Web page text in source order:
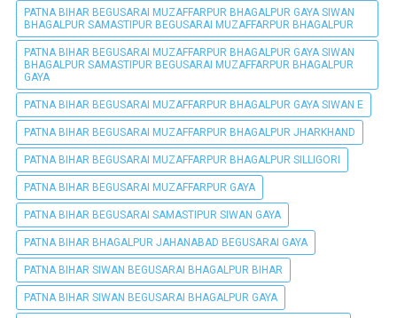
PATNA BIHAR BEGUSARAI MUZAFFARPUR BHAGALPUR GAYA SIWAN
BHAGALPUR SAMASTIPUR BEGUSARAI MUZAFFARPUR BHAGALPUR
PATNA BIHAR BEGUSARAI MUZAFFARPUR BHAGALPUR GAYA SIWAN
BHAGALPUR SAMASTIPUR BEGUSARAI MUZAFFARPUR BHAGALPUR
GAYA
PATNA BIHAR BEGUSARAI MUZAFFARPUR BHAGALPUR GAYA SIWAN E
PATNA BIHAR BEGUSARAI MUZAFFARPUR BHAGALPUR JHARKHAND
PATNA BIHAR BEGUSARAI MUZAFFARPUR BHAGALPUR SILLIGORI
PATNA BIHAR BEGUSARAI MUZAFFARPUR GAYA
PATNA BIHAR BEGUSARAI SAMASTIPUR SIWAN GAYA
PATNA BIHAR BHAGALPUR JAHANABAD BEGUSARAI GAYA
PATNA BIHAR SIWAN BEGUSARAI BHAGALPUR BIHAR
PATNA BIHAR SIWAN BEGUSARAI BHAGALPUR GAYA